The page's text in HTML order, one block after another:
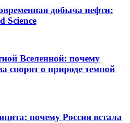
добыча нефти:
Science
Вселенной: почему
спорят о природе темной
почему Россия встала